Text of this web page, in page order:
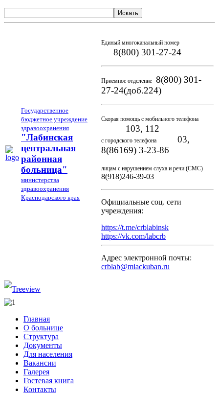
Искать
Государственное
бюджетное учреждение
здравоохранения
"Лабинская
центральная
районная
больница"
министерства
здравоохранения
Краснодарского края
Единый многоканальный номер
8(800) 301-27-24
Приемное отделение 8(800) 301-
27-24(доб.224)
Скорая помощь с мобильного телефона
103, 112
с городского телефона
03,
8(86169) 3-23-86
лицам с нарушением слуха и речи (СМС)
8(918)246-39-03
Официальные соц. сети
учреждения:
https://t.me/crblabinsk
https://vk.com/labcrb
Адрес электронной почты:
crblab@miackuban.ru
Главная
О больнице
Структура
Документы
Для населения
Вакансии
Галерея
Гостевая книга
Контакты